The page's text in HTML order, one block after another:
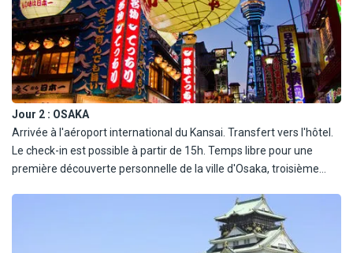
Jour 2 : OSAKA
Arrivée à l'aéroport international du Kansai. Transfert vers l'hôtel.
Le check-in est possible à partir de 15h. Temps libre pour une
première découverte personnelle de la ville d'Osaka, troisième
gastronomie réputée et ses quartiers modernes. Repas libres. Nuit